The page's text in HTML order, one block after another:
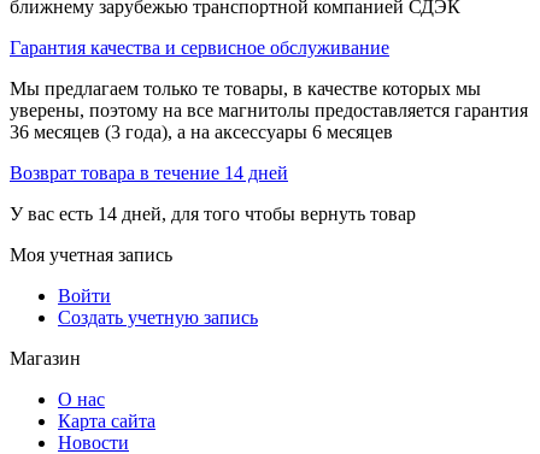
ближнему зарубежью транспортной компанией СДЭК
Гарантия качества и сервисное обслуживание
Мы предлагаем только те товары, в качестве которых мы
уверены, поэтому на все магнитолы предоставляется гарантия
36 месяцев (3 года), а на аксессуары 6 месяцев
Возврат товара в течение 14 дней
У вас есть 14 дней, для того чтобы вернуть товар
Моя учетная запись
Войти
Создать учетную запись
Магазин
О нас
Карта сайта
Новости